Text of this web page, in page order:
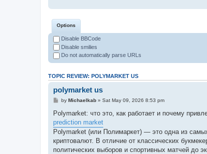
Options
Disable BBCode
Disable smilies
Do not automatically parse URLs
TOPIC REVIEW: POLYMARKET US
polymarket us
by Michaelkab» Sat May 09, 2026 8:53 pm
Polymarket: что это, как работает и почему
prediction market
Polymarket (или Полимаркет) — это одна из
криптовалют. В отличие от классических
политических выборов и спортивных матчей до